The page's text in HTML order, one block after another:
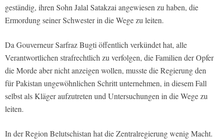
geständig, ihren Sohn Jalal Satakzai angewiesen zu haben, die
Ermordung seiner Schwester in die Wege zu leiten.
Da Gouverneur Sarfraz Bugti öffentlich verkündet hat, alle
Verantwortlichen strafrechtlich zu verfolgen, die Familien der Opfer
die Morde aber nicht anzeigen wollen, musste die Regierung den
für Pakistan ungewöhnlichen Schritt unternehmen, in diesem Fall
selbst als Kläger aufzutreten und Untersuchungen in die Wege zu
leiten.
In der Region Belutschistan hat die Zentralregierung wenig Macht.